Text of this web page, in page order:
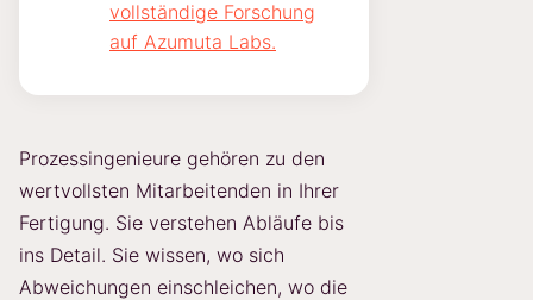
vollständige Forschung
auf Azumuta Labs.
Prozessingenieure gehören zu den
wertvollsten Mitarbeitenden in Ihrer
Fertigung. Sie verstehen Abläufe bis
ins Detail. Sie wissen, wo sich
Abweichungen einschleichen, wo die